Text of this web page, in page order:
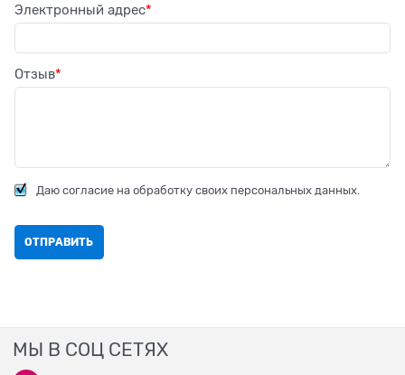
Электронный адрес
Отзыв
Даю согласие на обработку своих персональных данных.
МЫ В СОЦ СЕТЯХ